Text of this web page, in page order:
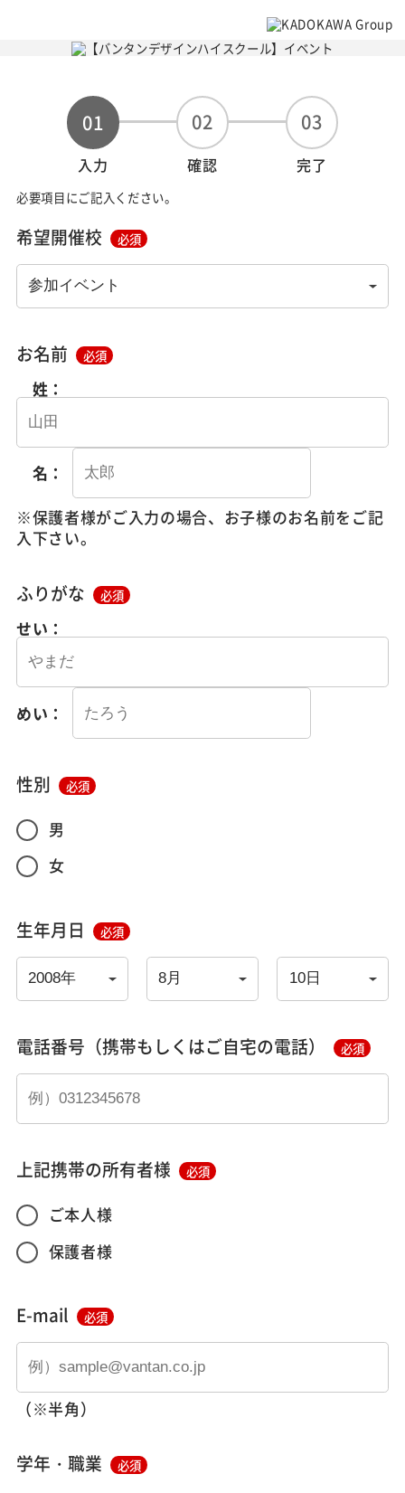
01
入力
02
確認
03
完了
必要項目にご記入ください。
希望開催校 必須
お名前 必須
姓：
名：
※保護者様がご入力の場合、お子様のお名前をご記
入下さい。
ふりがな 必須
せい：
めい：
性別 必須
男
女
生年月日 必須
電話番号（携帯もしくはご自宅の電話） 必須
上記携帯の所有者様 必須
ご本人様
保護者様
E-mail 必須
（※半角）
学年・職業 必須